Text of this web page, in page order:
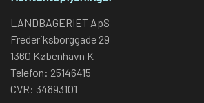
LANDBAGERIET ApS
Frederiksborggade 29
1360 København K
Telefon: 25146415
CVR: 34893101